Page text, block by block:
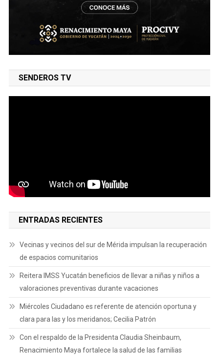
SENDEROS TV
ENTRADAS RECIENTES
Vecinas y vecinos del sur de Mérida impulsan la recuperación
de espacios comunitarios
Reitera IMSS Yucatán beneficios de llevar a niñas y niños a
valoraciones preventivas durante vacaciones
Miércoles Ciudadano es referente de atención oportuna y
clara para las y los meridanos; Cecilia Patrón
Con el respaldo de la Presidenta Claudia Sheinbaum,
Renacimiento Maya fortalece la salud de las familias